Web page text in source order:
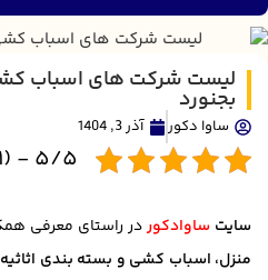
لیست شرکت های اسباب
بجنورد
ساوا دکور آذر 3, 1404
5/5 - (1 امتیاز)
سایت ساوادکوردر راستای معرفی
منزل، اسباب کشی و بسته بندی